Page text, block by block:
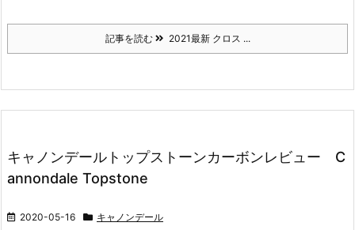
記事を読む 2021最新 クロス ...
キャノンデールトップストーンカーボンレビュー C
annondale Topstone
2020-05-16 キャノンデール